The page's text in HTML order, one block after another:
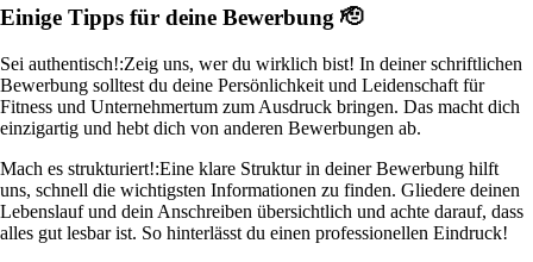
Einige Tipps für deine Bewerbung 🫡
Sei authentisch!:Zeig uns, wer du wirklich bist! In deiner schriftlichen
Bewerbung solltest du deine Persönlichkeit und Leidenschaft für
Fitness und Unternehmertum zum Ausdruck bringen. Das macht dich
einzigartig und hebt dich von anderen Bewerbungen ab.
Mach es strukturiert!:Eine klare Struktur in deiner Bewerbung hilft
uns, schnell die wichtigsten Informationen zu finden. Gliedere deinen
Lebenslauf und dein Anschreiben übersichtlich und achte darauf, dass
alles gut lesbar ist. So hinterlässt du einen professionellen Eindruck!